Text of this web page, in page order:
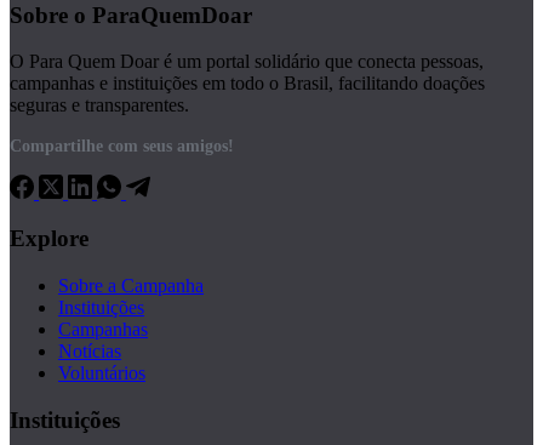
Sobre o ParaQuemDoar
O Para Quem Doar é um portal solidário que conecta pessoas,
campanhas e instituições em todo o Brasil, facilitando doações
seguras e transparentes.
Compartilhe com seus amigos!
Explore
Sobre a Campanha
Instituições
Campanhas
Notícias
Voluntários
Instituições